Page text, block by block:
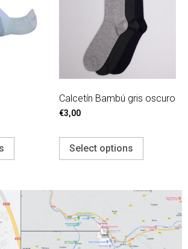
Calcetín Bambú gris oscuro
€3,00
Select options